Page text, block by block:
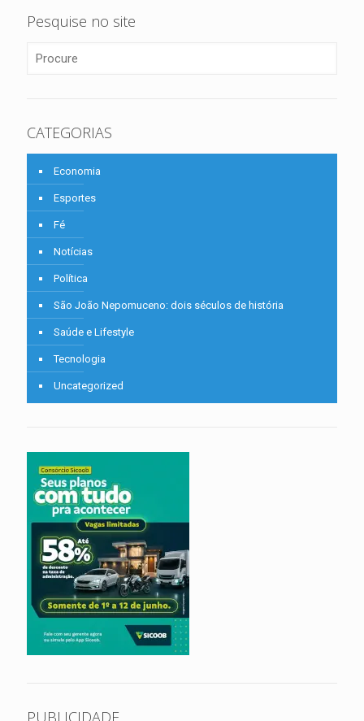
Pesquise no site
CATEGORIAS
Economia
Esportes
Fé
Notícias
Política
São João Nepomuceno: dois séculos de história
Saúde e Lifestyle
Tecnologia
Uncategorized
PUBLICIDADE